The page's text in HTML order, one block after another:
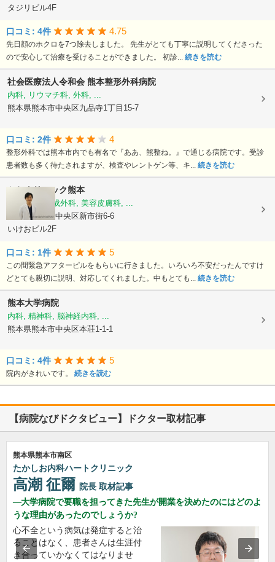
タジリビル4F
口コミ: 4件 4.75
先日顔のホクロを7つ除去しました。 先生がとても丁寧に説明してくださった
ので安心して治療を受けることができました。 初診... 続きを読む
社会医療法人令和会 熊本整形外科病院
内科, リウマチ科, 外科, ...
熊本県熊本市中央区九品寺1丁目15-7
口コミ: 2件 4
整形外科では熊本市内でも有名で『ああ、熊整ね。』で通じる病院です。受診
患者数も多く待たされますが、検査やレントゲン等、キ... 続きを読む
かじクリニック熊本
美容外科, 形成外科, 美容皮膚科, ...
熊本県熊本市中央区新市街6-6
いけおビル2F
口コミ: 1件 5
この間緊急アフターピルをもらいに行きました。いろいろ不安だったんですけ
どとても親切に説明、対応してくれました。中もとても... 続きを読む
熊本大学病院
内科, 精神科, 脳神経内科, ...
熊本県熊本市中央区本荘1-1-1
口コミ: 4件 5
院内がきれいです。 続きを読む
【病院なびドクタビュー】ドクター取材記事
熊本県熊本市南区
たかしお内科ハートクリニック
高潮 征爾 院長 取材記事
大学病院で要職を担ってきた先生が開業を決めたのにはどのよ
うな理由があったのでしょうか?
心不全という病気は発症すると治
ることはなく、患者さんは生涯付
き合っていかなくてはなりませ